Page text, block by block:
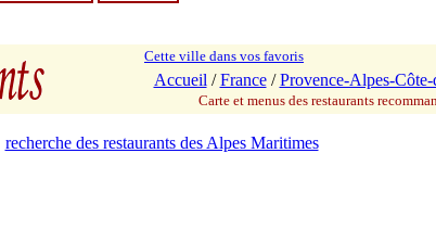
Cette ville dans vos favoris
Accueil /France/Provence-Alpes-
Carte et menus des restaurants
recherche des restaurants des Alpes Maritimes